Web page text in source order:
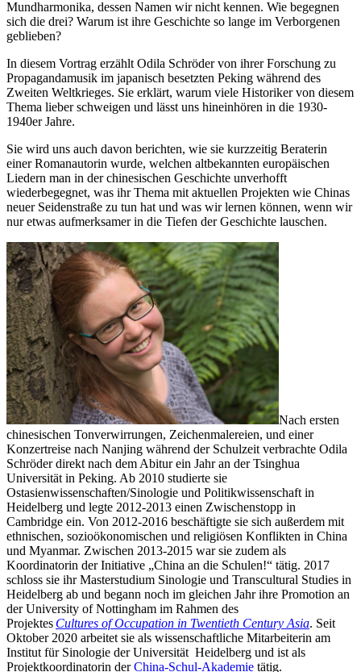
Mundharmonika, dessen Namen wir nicht kennen. Wie begegnen
sich die drei? Warum ist ihre Geschichte so lange im Verborgenen
geblieben?
In diesem Vortrag erzählt Odila Schröder von ihrer Forschung zu
Propagandamusik im japanisch besetzten Peking während des
Zweiten Weltkrieges. Sie erklärt, warum viele Historiker von diesem
Thema lieber schweigen und lässt uns hineinhören in die 1930-
1940er Jahre.
Sie wird uns auch davon berichten, wie sie kurzzeitig Beraterin
einer Romanautorin wurde, welchen altbekannten europäischen
Liedern man in der chinesischen Geschichte unverhofft
wiederbegegnet, was ihr Thema mit aktuellen Projekten wie Chinas
neuer Seidenstraße zu tun hat und was wir lernen können, wenn wir
nur etwas aufmerksamer in die Tiefen der Geschichte lauschen.
Nach ersten
chinesischen Tonverwirrungen, Zeichenmalereien, und einer
Konzertreise nach Nanjing während der Schulzeit verbrachte Odila
Schröder direkt nach dem Abitur ein Jahr an der Tsinghua
Universität in Peking. Ab 2010 studierte sie
Ostasienwissenschaften/Sinologie und Politikwissenschaft in
Heidelberg und legte 2012-2013 einen Zwischenstopp in
Cambridge ein. Von 2012-2016 beschäftigte sie sich außerdem mit
ethnischen, sozioökonomischen und religiösen Konflikten in China
und Myanmar. Zwischen 2013-2015 war sie zudem als
Koordinatorin der Initiative „China an die Schulen!“ tätig. 2017
schloss sie ihr Masterstudium Sinologie und Transcultural Studies in
Heidelberg ab und begann noch im gleichen Jahr ihre Promotion an
der University of Nottingham im Rahmen des
Projektes Cultures of Occupation in Twentieth Century Asia. Seit
Oktober 2020 arbeitet sie als wissenschaftliche Mitarbeiterin am
Institut für Sinologie der Universität Heidelberg und ist als
Projektkoordinatorin derChina-Schul-Akademie tätig.